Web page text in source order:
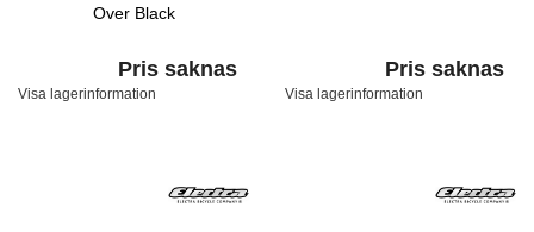
Over Black
Pris saknas
Visa lagerinformation
Pris saknas
Visa lagerinformation